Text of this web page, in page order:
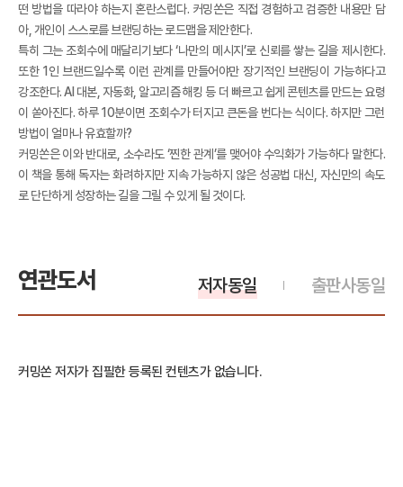
떤 방법을 따라야 하는지 혼란스럽다. 커밍쏜은 직접 경험하고 검증한 내용만 담
아, 개인이 스스로를 브랜딩하는 로드맵을 제안한다.
특히 그는 조회수에 매달리기보다 ‘나만의 메시지’로 신뢰를 쌓는 길을 제시한다.
또한 1인 브랜드일수록 이런 관계를 만들어야만 장기적인 브랜딩이 가능하다고
강조한다. AI 대본, 자동화, 알고리즘 해킹 등 더 빠르고 쉽게 콘텐츠를 만드는 요령
이 쏟아진다. 하루 10분이면 조회수가 터지고 큰돈을 번다는 식이다. 하지만 그런
방법이 얼마나 유효할까?
커밍쏜은 이와 반대로, 소수라도 ‘찐한 관계’를 맺어야 수익화가 가능하다 말한다.
이 책을 통해 독자는 화려하지만 지속 가능하지 않은 성공법 대신, 자신만의 속도
로 단단하게 성장하는 길을 그릴 수 있게 될 것이다.
연관도서 출판사동일
저자동일
커밍쏜 저자가 집필한 등록된 컨텐츠가 없습니다.